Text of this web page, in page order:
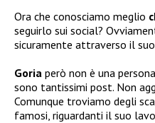
Ora che conosciamo meglio
seguirlo sui social?
sicuramente attraverso il suo
Goria però non è una
sono tantissimi post. Non
Comunque troviamo degli
famosi, riguardanti il suo